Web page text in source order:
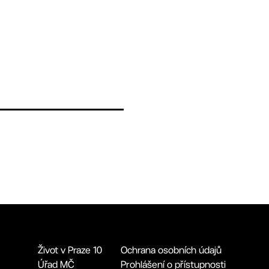
Život v Praze 10
Úřad MČ
Ochrana osobních údajů
Prohlášení o přístupnosti